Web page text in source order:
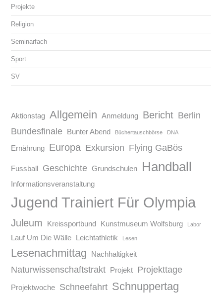
Projekte
Religion
Seminarfach
Sport
SV
Aktionstag Allgemein Anmeldung Bericht Berlin
Bundesfinale
Bunter Abend Büchertauschbörse DNA
Ernährung Europa Exkursion Flying GaBös
Fussball Geschichte Grundschulen Handball
Informationsveranstaltung
Jugend Trainiert Für Olympia
Juleum Kreissportbund Kunstmuseum Wolfsburg Labor
Lauf Um Die Wälle Leichtathletik Lesen
Lesenachmittag Nachhaltigkeit
Naturwissenschaftstrakt Projekt Projekttage
Projektwoche Schneefahrt Schnuppertag